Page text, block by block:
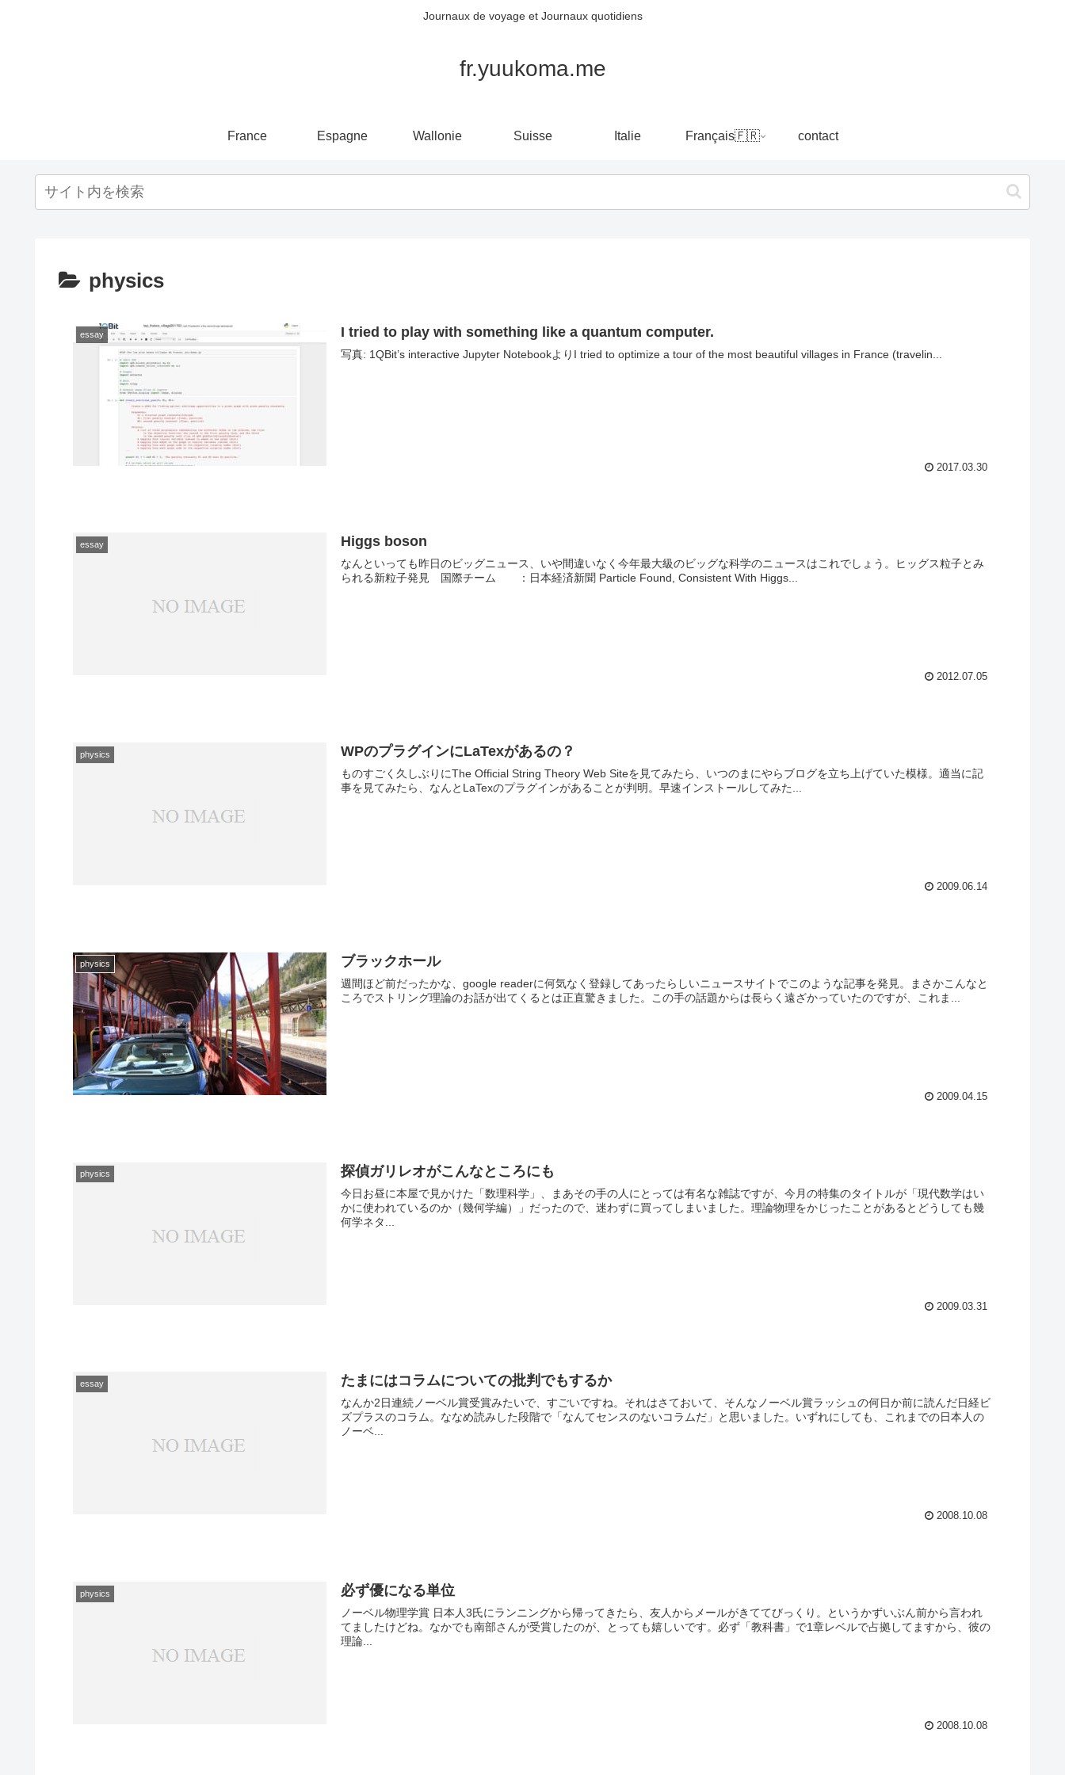
Journaux de voyage et Journaux quotidiens
fr.yuukoma.me
France Espagne Wallonie Suisse Italie Français🇫🇷 contact
physics
essay I tried to play with something like a quantum computer.
写真: 1QBit’s interactive Jupyter NotebookよりI tried to optimize a tour of the most beautiful villages in France (travelin...
2017.03.30
essay Higgs boson
なんといっても昨日のビッグニュース、いや間違いなく今年最大級のビッグな科学のニュースはこれでしょう。ヒッグス粒子とみ
られる新粒子発見 国際チーム ：日本経済新聞 Particle Found, Consistent With Higgs...
2012.07.05
physics WPのプラグインにLaTexがあるの？
ものすごく久しぶりにThe Official String Theory Web Siteを見てみたら、いつのまにやらブログを立ち上げていた模様。適当に記
事を見てみたら、なんとLaTexのプラグインがあることが判明。早速インストールしてみた...
2009.06.14
physics ブラックホール
週間ほど前だったかな、google readerに何気なく登録してあったらしいニュースサイトでこのような記事を発見。まさかこんなと
ころでストリング理論のお話が出てくるとは正直驚きました。この手の話題からは長らく遠ざかっていたのですが、これま...
2009.04.15
physics 探偵ガリレオがこんなところにも
今日お昼に本屋で見かけた「数理科学」、まあその手の人にとっては有名な雑誌ですが、今月の特集のタイトルが「現代数学はい
かに使われているのか（幾何学編）」だったので、迷わずに買ってしまいました。理論物理をかじったことがあるとどうしても幾
何学ネタ...
2009.03.31
essay たまにはコラムについての批判でもするか
なんか2日連続ノーベル賞受賞みたいで、すごいですね。それはさておいて、そんなノーベル賞ラッシュの何日か前に読んだ日経ビ
ズプラスのコラム。ななめ読みした段階で「なんてセンスのないコラムだ」と思いました。いずれにしても、これまでの日本人の
ノーベ...
2008.10.08
physics 必ず優になる単位
ノーベル物理学賞 日本人3氏にランニングから帰ってきたら、友人からメールがきててびっくり。というかずいぶん前から言われ
てましたけどね。なかでも南部さんが受賞したのが、とっても嬉しいです。必ず「教科書」で1章レベルで占拠してますから、彼の
理論...
2008.10.08